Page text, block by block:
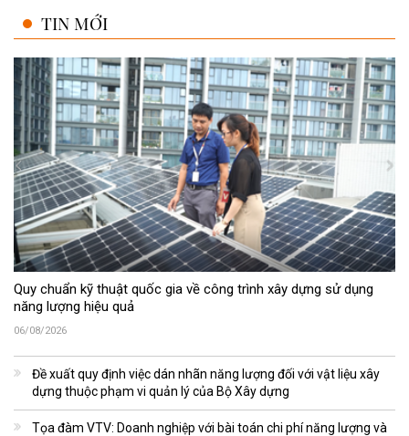
TIN MỚI
Quy chuẩn kỹ thuật quốc gia về công trình xây dựng sử dụng
năng lượng hiệu quả
06/08/2026
Đề xuất quy định việc dán nhãn năng lượng đối với vật liệu xây
dựng thuộc phạm vi quản lý của Bộ Xây dựng
Tọa đàm VTV: Doanh nghiệp với bài toán chi phí năng lượng và